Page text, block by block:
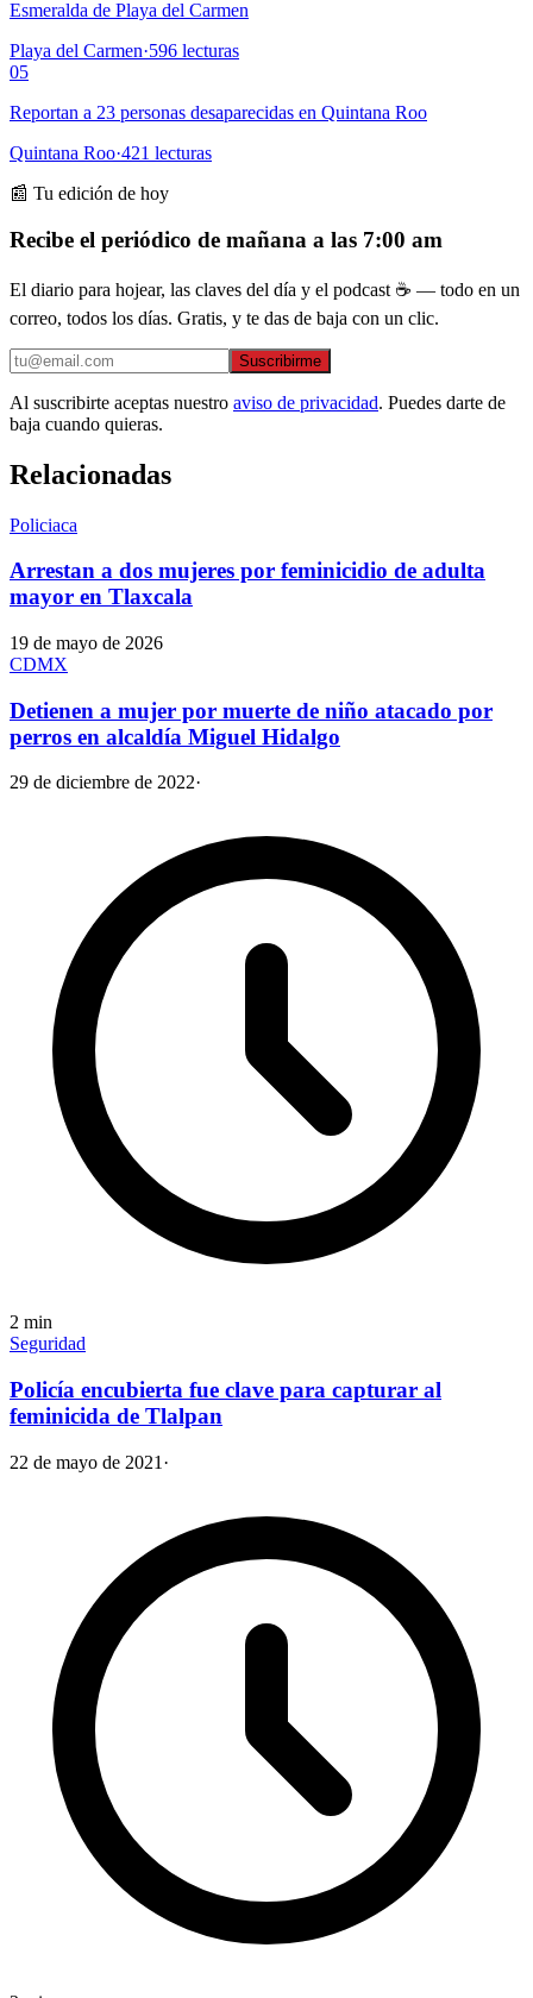
Esmeralda de Playa del Carmen
Playa del Carmen·596 lecturas
05
Reportan a 23 personas desaparecidas en Quintana Roo
Quintana Roo·421 lecturas
📰 Tu edición de hoy
Recibe el periódico de mañana a las 7:00 am
El diario para hojear, las claves del día y el podcast ☕ — todo en un
correo, todos los días. Gratis, y te das de baja con un clic.
Suscribirme
Al suscribirte aceptas nuestro aviso de privacidad. Puedes darte de
baja cuando quieras.
Relacionadas
Policiaca
Arrestan a dos mujeres por feminicidio de adulta
mayor en Tlaxcala
19 de mayo de 2026
CDMX
Detienen a mujer por muerte de niño atacado por
perros en alcaldía Miguel Hidalgo
29 de diciembre de 2022·
2 min
Seguridad
Policía encubierta fue clave para capturar al
feminicida de Tlalpan
22 de mayo de 2021 ·